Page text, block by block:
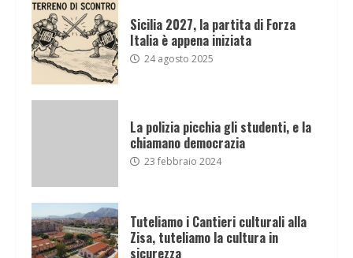
Sicilia 2027, la partita di Forza
Italia è appena iniziata
24 agosto 2025
La polizia picchia gli studenti, e la
chiamano democrazia
23 febbraio 2024
Tuteliamo i Cantieri culturali alla
Zisa, tuteliamo la cultura in
sicurezza